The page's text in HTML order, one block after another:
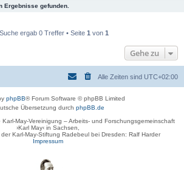
Ergebnisse gefunden.
ergab 0 Treffer • Seite 1 von 1
Gehe zu
Alle Zeiten sind UTC+02:00
phpBB® Forum Software © phpBB Limited
Übersetzung durch phpBB.de
May-Vereinigung – Arbeits- und Forschungsgemeinschaft
›Karl May‹ in Sachsen,
Karl-May-Stiftung Radebeul bei Dresden: Ralf Harder
Impressum